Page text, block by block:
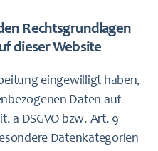
Rechtsgrundlagen
dieser Website
eingewilligt haben,
Daten auf
a DSGVO bzw. Art. 9
Datenkategorien